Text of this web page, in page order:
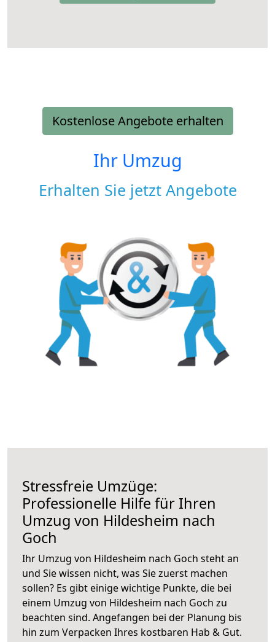
Kostenlose Angebote erhalten
Ihr Umzug
Erhalten Sie jetzt Angebote
Stressfreie Umzüge:
Professionelle Hilfe für Ihren
Umzug von Hildesheim nach
Goch
Ihr Umzug von Hildesheim nach Goch steht an
und Sie wissen nicht, was Sie zuerst machen
sollen? Es gibt einige wichtige Punkte, die bei
einem Umzug von Hildesheim nach Goch zu
beachten sind. Angefangen bei der Planung bis
hin zum Verpacken Ihres kostbaren Hab & Gut.